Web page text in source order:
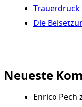
Trauerdruck
Die
Neueste
Enrico Pech